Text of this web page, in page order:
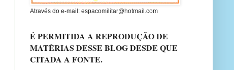
Através do e-mail: espacomilitar@hotmail.com
É PERMITIDA A REPRODUÇÃO DE
MATÉRIAS DESSE BLOG DESDE QUE
CITADA A FONTE.